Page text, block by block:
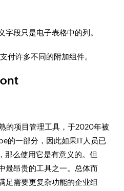
字段只是电子表格中的列。
付许多不同的附加组件。
的项目管理工具，于2020年被
的一部分，因此如果IT人员已
么使用它是有意义的。但
最昂贵的工具之一。总体而
足需要更复杂功能的企业组